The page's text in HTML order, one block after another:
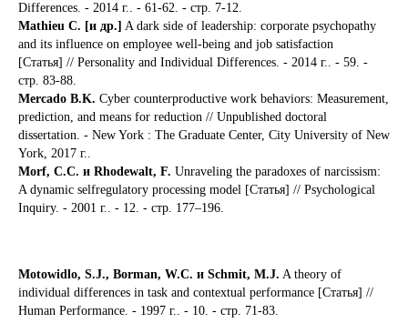
Differences. - 2014 г.. - 61-62. - стр. 7-12.
Mathieu C. [и др.] A dark side of leadership: corporate psychopathy
and its influence on employee well-being and job satisfaction
[Статья] // Personality and Individual Differences. - 2014 г.. - 59. -
стр. 83-88.
Mercado B.K. Cyber counterproductive work behaviors: Measurement,
prediction, and means for reduction // Unpublished doctoral
dissertation. - New York : The Graduate Center, City University of New
York, 2017 г..
Morf, C.C. и Rhodewalt, F. Unraveling the paradoxes of narcissism:
A dynamic selfregulatory processing model [Статья] // Psychological
Inquiry. - 2001 г.. - 12. - стр. 177–196.
Motowidlo, S.J., Borman, W.C. и Schmit, M.J. A theory of
individual differences in task and contextual performance [Статья] //
Human Performance. - 1997 г.. - 10. - стр. 71-83.